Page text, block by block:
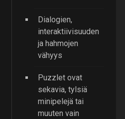
Dialogien,
interaktiivisuuden
ja hahmojen
vähyys
Puzzlet ovat
sekavia, tylsiä
minipelejä tai
muuten vain